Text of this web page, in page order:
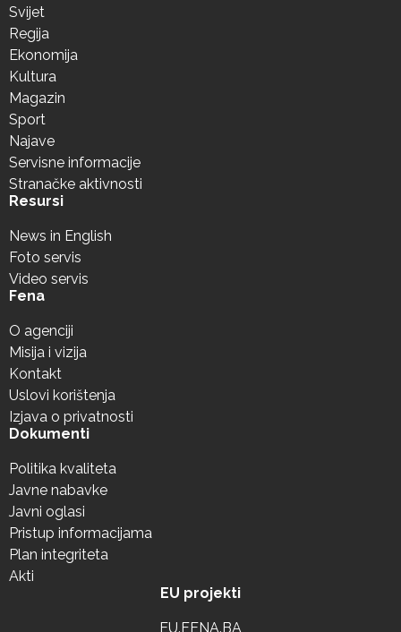
Svijet
Regija
Ekonomija
Kultura
Magazin
Sport
Najave
Servisne informacije
Stranačke aktivnosti
Resursi
News in English
Foto servis
Video servis
Fena
O agenciji
Misija i vizija
Kontakt
Uslovi korištenja
Izjava o privatnosti
Dokumenti
Politika kvaliteta
Javne nabavke
Javni oglasi
Pristup informacijama
Plan integriteta
Akti
EU projekti
EU.FENA.BA